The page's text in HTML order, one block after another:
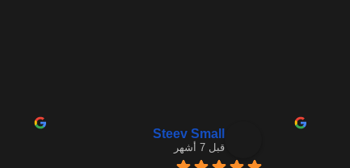
Steev Small
قبل 7 أشهر